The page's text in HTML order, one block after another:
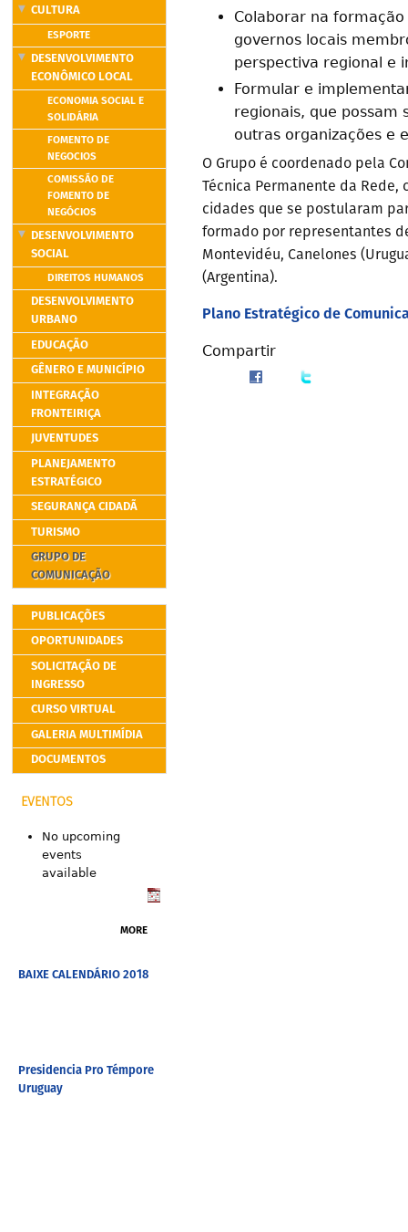
CULTURA
ESPORTE
DESENVOLVIMENTO
ECONÔMICO LOCAL
ECONOMIA SOCIAL E
SOLIDÁRIA
FOMENTO DE
NEGOCIOS
COMISSÃO DE
FOMENTO DE
NEGÓCIOS
DESENVOLVIMENTO
SOCIAL
DIREITOS HUMANOS
DESENVOLVIMENTO
URBANO
EDUCAÇÃO
GÊNERO E MUNICÍPIO
INTEGRAÇÃO
FRONTEIRIÇA
JUVENTUDES
PLANEJAMENTO
ESTRATÉGICO
SEGURANÇA CIDADÃ
TURISMO
GRUPO DE
COMUNICAÇÃO
PUBLICAÇÕES
OPORTUNIDADES
SOLICITAÇÃO DE
INGRESSO
CURSO VIRTUAL
GALERIA MULTIMÍDIA
DOCUMENTOS
EVENTOS
No upcoming
events
available
MORE
BAIXE CALENDÁRIO 2018
Presidencia Pro Témpore
Uruguay
Colaborar na
governos locais
perspectiva regional e
Formular e
regionais, que possam
outras organizações e
O Grupo é coordenado pela
Técnica Permanente da
cidades que se postularam
formado por representantes
Montevidéu, Canelones
(Argentina).
Plano Estratégico de
Compartir